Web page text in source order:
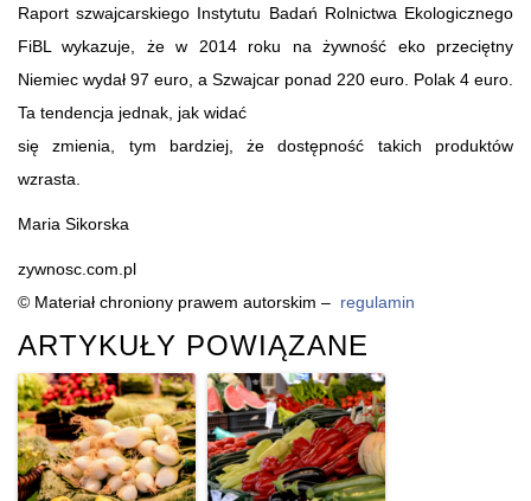
Raport szwajcarskiego Instytutu Badań Rolnictwa Ekologicznego
FiBL wykazuje, że w 2014 roku na żywność eko przeciętny
Niemiec wydał 97 euro, a Szwajcar ponad 220 euro. Polak 4 euro.
Ta tendencja jednak, jak widać
się zmienia, tym bardziej, że dostępność takich produktów
wzrasta.
Maria Sikorska
zywnosc.com.pl
© Materiał chroniony prawem autorskim – regulamin
ARTYKUŁY POWIĄZANE